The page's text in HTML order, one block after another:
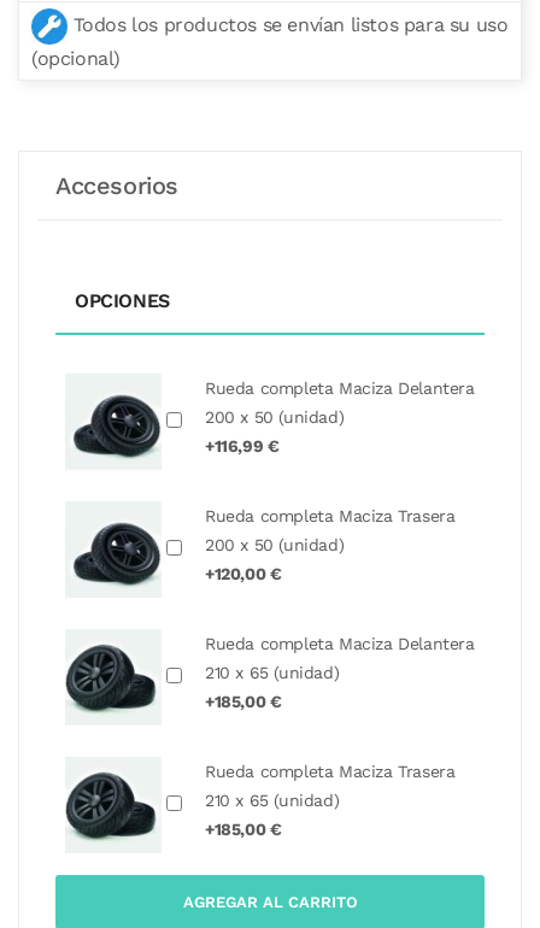
Todos los productos se envían listos para su uso
(opcional)
Accesorios
OPCIONES
Rueda completa Maciza Delantera
200 x 50 (unidad)
+116,99 €
Rueda completa Maciza Trasera
200 x 50 (unidad)
+120,00 €
Rueda completa Maciza Delantera
210 x 65 (unidad)
+185,00 €
Rueda completa Maciza Trasera
210 x 65 (unidad)
+185,00 €
AGREGAR AL CARRITO